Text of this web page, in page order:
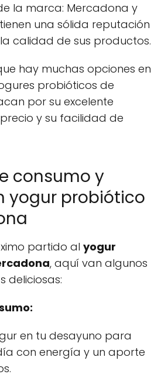
la marca: Mercadona y
una sólida reputación
calidad de sus productos.
hay muchas opciones en
probióticos de
por su excelente
y su facilidad de
consumo y
yogur probiótico
partido al yogur
, aquí van algunos
deliciosas:
en tu desayuno para
con energía y un aporte